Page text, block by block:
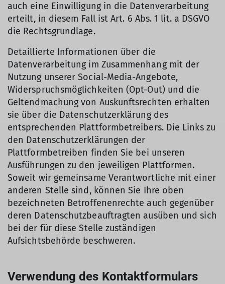
auch eine Einwilligung in die Datenverarbeitung
erteilt, in diesem Fall ist Art. 6 Abs. 1 lit. a DSGVO
die Rechtsgrundlage.
Detaillierte Informationen über die
Datenverarbeitung im Zusammenhang mit der
Nutzung unserer Social-Media-Angebote,
Widerspruchsmöglichkeiten (Opt-Out) und die
Geltendmachung von Auskunftsrechten erhalten
sie über die Datenschutzerklärung des
entsprechenden Plattformbetreibers. Die Links zu
den Datenschutzerklärungen der
Plattformbetreiben finden Sie bei unseren
Ausführungen zu den jeweiligen Plattformen.
Soweit wir gemeinsame Verantwortliche mit einer
anderen Stelle sind, können Sie Ihre oben
bezeichneten Betroffenenrechte auch gegenüber
deren Datenschutzbeauftragten ausüben und sich
bei der für diese Stelle zuständigen
Aufsichtsbehörde beschweren.
Verwendung des Kontaktformulars